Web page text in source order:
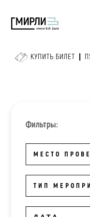
КУПИТЬ БИЛЕТ
Фильтры:
МЕСТО
ТИП